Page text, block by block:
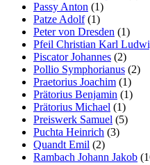
Passy Anton (1)
Patze Adolf(1)
Peter von Dresden (1)
Pfeil Christian Karl
Piscator Johannes (2)
Pollio Symphorianus (2)
Praetorius Joachim (1)
Prätorius Benjamin (1)
Prätorius Michael (1)
Preiswerk Samuel (5)
Puchta Heinrich (3)
Quandt Emil (2)
Rambach Johann Jakob